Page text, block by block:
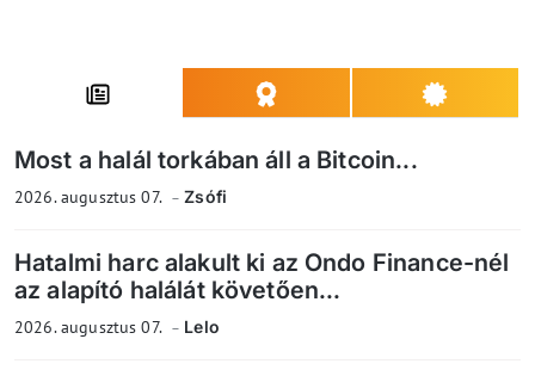
Most a halál torkában áll a Bitcoin...
2026. augusztus 07. Zsófi
Hatalmi harc alakult ki az Ondo Finance-nél
az alapító halálát követően...
2026. augusztus 07. Lelo